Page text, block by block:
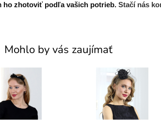
ho zhotoviť podľa vašich potrieb. Stačí nás
Mohlo by vás zaujímať